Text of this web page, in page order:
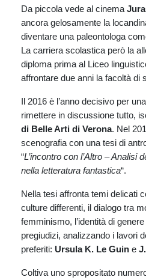
Da piccola vede al cinema
ancora gelosamente la
diventare una paleontologa
La carriera scolastica però la
diploma prima al Liceo
affrontare due anni la facoltà di
Il 2016 è l’anno decisivo per
rimettere in discussione tutto,
di Belle Arti di Verona. Nel
scenografia con una tesi di
“L’incontro con l’Altro – Analisi
nella letteratura fantastica“.
Nella tesi affronta temi delicati
culture differenti, il dialogo tra
femminismo, l’identità di
pregiudizi, analizzando i lavori
preferiti: Ursula K. Le Guin e
Coltiva uno spropositato